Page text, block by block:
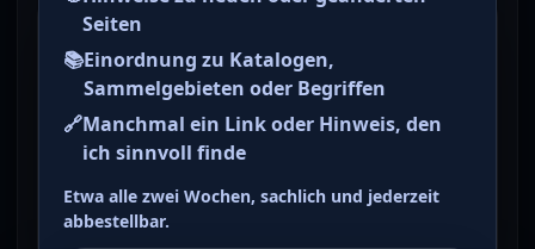
Seiten
📚Einordnung zu Katalogen,
Sammelgebieten oder Begriffen
🔗Manchmal ein Link oder Hinweis, den
ich sinnvoll finde
Etwa alle zwei Wochen, sachlich und jederzeit
abbestellbar.
Briefmarke zu Württemburg
Dienstmarken Dienstmarken:
Ziffer in Raute 50 M auf 60 Pf
M dunkeloliv
ein Treffer von 3